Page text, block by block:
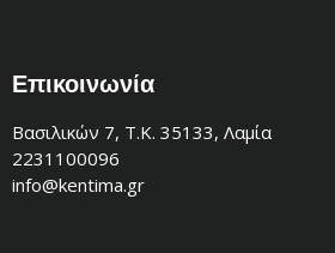
Επικοινωνία
Βασιλικών 7, Τ.Κ. 35133, Λαμία
2231100096
info@kentima.gr